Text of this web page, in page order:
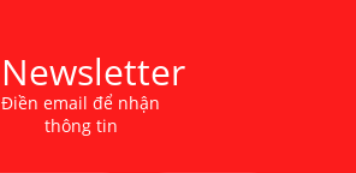
Newsletter
Điền email để nhận
thông tin